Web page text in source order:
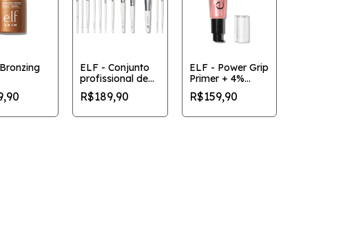
ELF - Conjunto
profissional de
12 pincéis de
maquiagem
R$189,90
ELF - Power Grip
Primer + 4%
Niacinamide
R$159,90